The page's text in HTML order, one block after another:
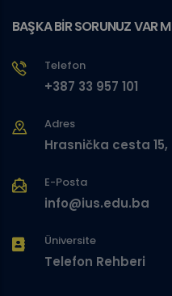
BAŞKA BİR SORUNUZ VAR
Telefon
+387 33 957 101
Adres
Hrasnička cesta 15,
E-Posta
info@ius.edu.ba
Üniversite
Telefon Rehberi